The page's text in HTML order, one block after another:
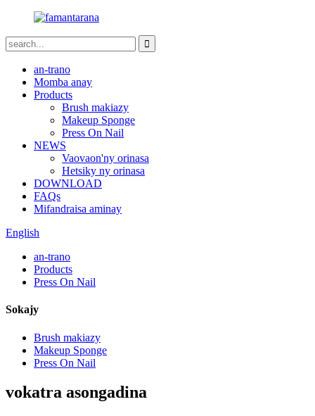
an-trano
Momba anay
Products
Brush makiazy
Makeup Sponge
Press On Nail
NEWS
Vaovaon'ny orinasa
Hetsiky ny orinasa
DOWNLOAD
FAQs
Mifandraisa aminay
English
an-trano
Products
Press On Nail
Sokajy
Brush makiazy
Makeup Sponge
Press On Nail
vokatra asongadina